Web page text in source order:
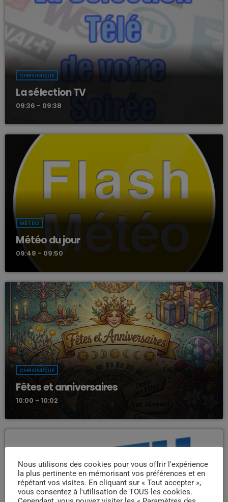
CHRONIQUE
La sélection TV
09:36 - 09:38
MÉTÉO
Météo du jour
09:48 - 09:50
CHRONIQUE
Fêtes et anniversaires
10:00 - 10:02
Nous utilisons des cookies pour vous offrir l'expérience
la plus pertinente en mémorisant vos préférences et en
répétant vos visites. En cliquant sur « Tout accepter »,
vous consentez à l'utilisation de TOUS les cookies.